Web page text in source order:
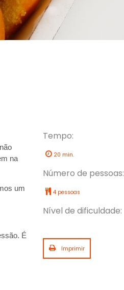
na
um
É
Tempo:
20 min.
Número de pessoas:
4 pessoas
Nível de dificuldade:
Imprimir